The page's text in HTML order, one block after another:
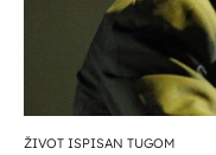
ŽIVOT ISPISAN TUGOM